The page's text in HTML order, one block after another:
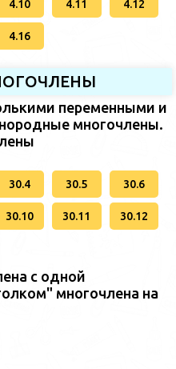
4.10 4.11 4.12
4.16
переменными и
многочлены.
30.4 30.5 30.6
30.10 30.11 30.12
с одной
многочлена на